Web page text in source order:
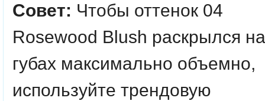
Совет: Чтобы оттенок 04
Rosewood Blush раскрылся на
губах максимально объемно,
используйте трендовую